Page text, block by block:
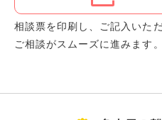
相談票を印刷し、ご記入いた
ご相談がスムーズに進みます。